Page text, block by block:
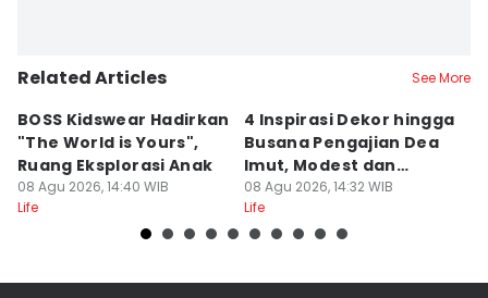
Related Articles See More
BOSS Kidswear Hadirkan
"The World is Yours",
Ruang Eksplorasi Anak
08 Agu 2026, 14:40 WIB
Life
4 Inspirasi Dekor hingga
Busana Pengajian Dea
Imut, Modest dan
Anggun!
08 Agu 2026, 14:32 WIB
Life